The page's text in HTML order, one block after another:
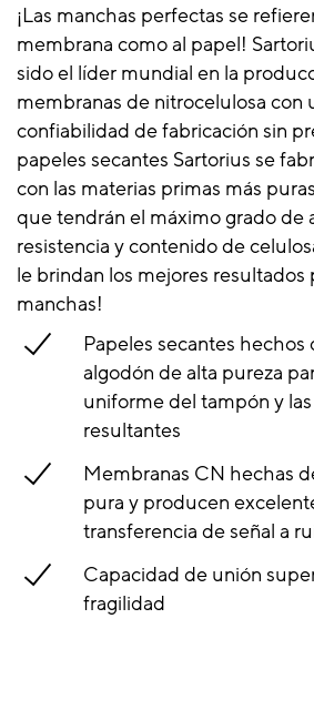
¡Las manchas perfectas se
membrana como al papel!
sido el líder mundial en la
membranas de nitrocelulosa con
confiabilidad de fabricación sin
papeles secantes Sartorius se
con las materias primas más
que tendrán el máximo grado de
resistencia y contenido de
le brindan los mejores resultados
manchas!
Papeles secantes hechos
algodón de alta pureza
uniforme del tampón y
resultantes
Membranas CN hechas
pura y producen
transferencia de señal a
Capacidad de unión
fragilidad